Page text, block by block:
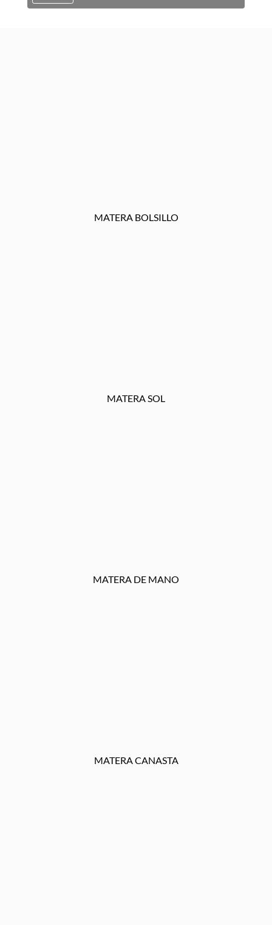
MATERA BOLSILLO
MATERA SOL
MATERA DE MANO
MATERA CANASTA